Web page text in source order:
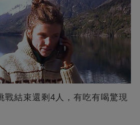
戰結束還剩4人，有吃有喝驚現